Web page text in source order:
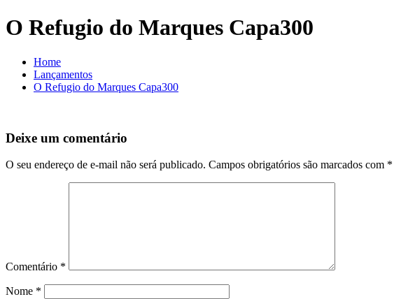
O Refugio do Marques Capa300
Home
Lançamentos
O Refugio do Marques Capa300
Deixe um comentário
O seu endereço de e-mail não será publicado. Campos obrigatórios são marcados com *
Comentário *
Nome *